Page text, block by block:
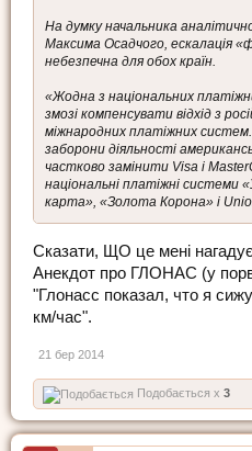
На думку начальника
Максима Осадчого, ескалація
небезпечна для обох країн.
«Жодна з національних
змозі компенсувати відхід з
міжнародних платіжних
заборони діяльності
частково замінити Visa і
національні платіжні системи
карта», «Золота Корона» і
Сказати, ЩО це мені
Анекдот про ГЛОНАС (у
"Глонасс показал, что я
км/час".
21 бер 2014
Подобається x 3